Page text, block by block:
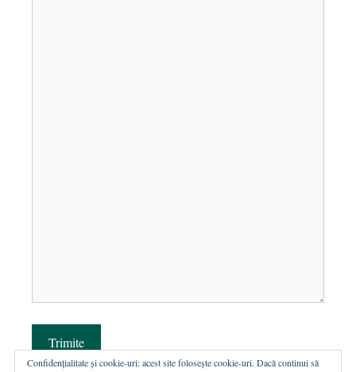
Trimite
Confidențialitate și cookie-uri: acest site folosește cookie-uri. Dacă continui să